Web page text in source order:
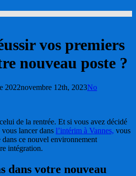
vos premiers
nouveau poste ?
2022novembre 12th, 2023No
de la rentrée. Et si vous avez décidé
lancer dans l’intérim à Vannes, vous
ce nouvel environnement
intégration.
dans votre nouveau